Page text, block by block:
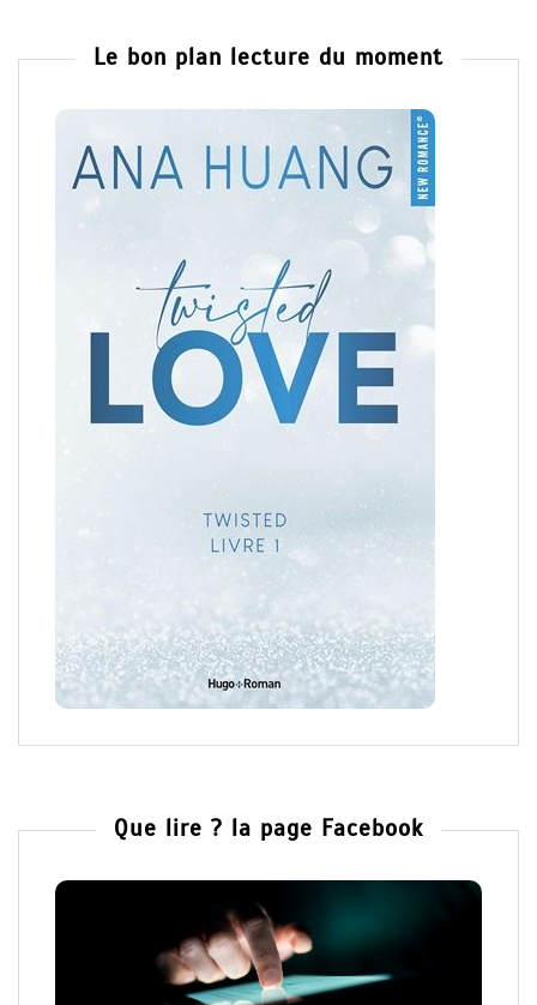
Le bon plan lecture du moment
Que lire ? la page Facebook